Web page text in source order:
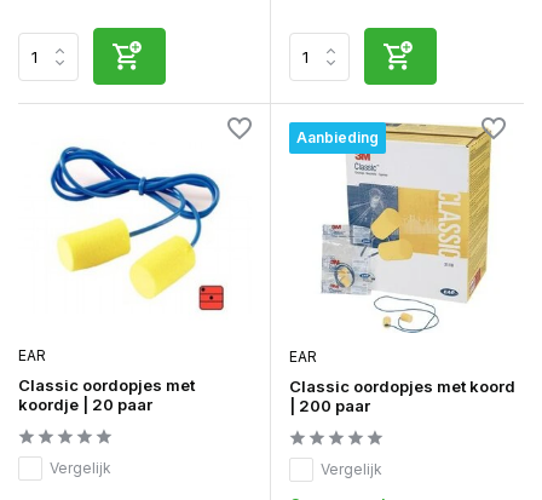
EAR
Classic oordopjes met
koordje | 20 paar
Vergelijk
Aanbieding
EAR
Classic oordopjes met koord
| 200 paar
Vergelijk